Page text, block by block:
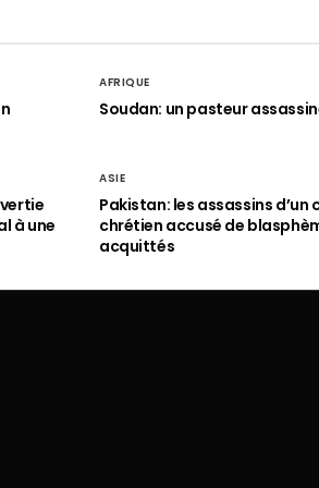
AFRIQUE
Soudan: un pasteur
à une
ASIE
Pakistan: les assassins d’un
chrétien accusé de
acquittés